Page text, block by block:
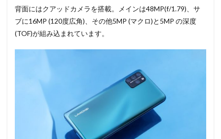
背面にはクアッドカメラを搭載。メインは48MP(f/1.79)、サ
ブに16MP (120度広角)、その他5MP (マクロ)と5MP の深度
(TOF)が組み込まれています。